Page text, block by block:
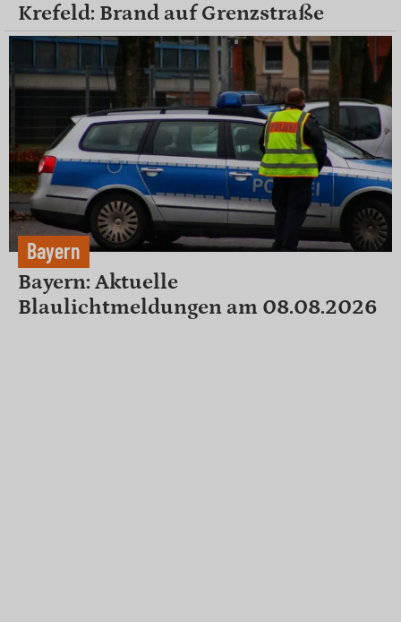
Krefeld: Brand auf Grenzstraße
Bayern
Bayern: Aktuelle
Blaulichtmeldungen am 08.08.2026